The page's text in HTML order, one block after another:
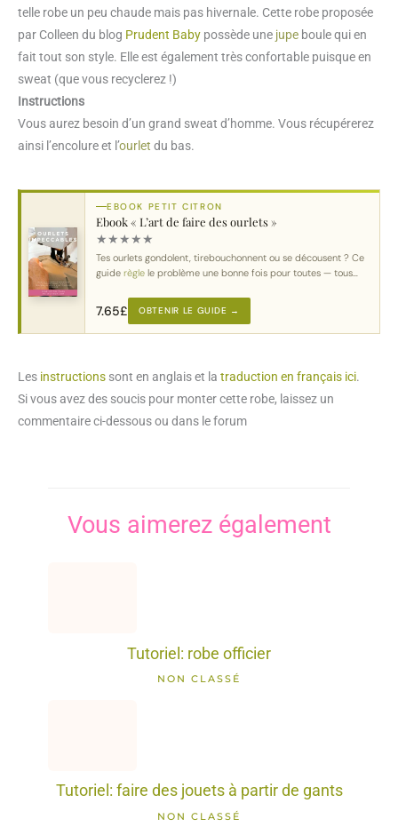
telle robe un peu chaude mais pas hivernale. Cette robe proposée
par Colleen du blog Prudent Baby possède une jupe boule qui en
fait tout son style. Elle est également très confortable puisque en
sweat (que vous recyclerez !)
Instructions
Vous aurez besoin d’un grand sweat d’homme. Vous récupérerez
ainsi l’encolure et l’ourlet du bas.
EBOOK PETIT CITRON
Ebook « L’art de faire des ourlets »
★★★★★
Tes ourlets gondolent, tirebouchonnent ou se décousent ? Ce
guide règle le problème une bonne fois pour toutes — tous
7.65£ OBTENIR LE GUIDE →
Les instructions sont en anglais et la traduction en français ici.
Si vous avez des soucis pour monter cette robe, laissez un
commentaire ci-dessous ou dans le forum
Vous aimerez également
Tutoriel: robe officier
NON CLASSÉ
Tutoriel: faire des jouets à partir de gants
NON CLASSÉ